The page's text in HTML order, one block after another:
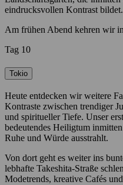
eindrucksvollen Kontrast bildet.
Am frühen Abend kehren wir
Tag 10
Tokio
Heute entdecken wir weitere
Kontraste zwischen trendiger
und spiritueller Tiefe. Unser
bedeutendes Heiligtum
Ruhe und Würde ausstrahlt.
Von dort geht es weiter ins
lebhafte Takeshita-Straße
Modetrends, kreative Cafés